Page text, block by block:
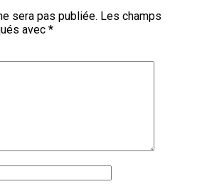
sera pas publiée. Les champs
avec *